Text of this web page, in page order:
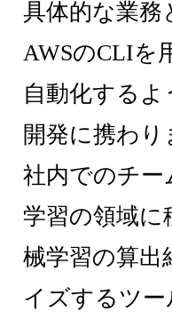
具体的な業務
AWSのCLIを
自動化する
開発に携わり
社内でのチー
学習の領域に
械学習の算出
イズするツ